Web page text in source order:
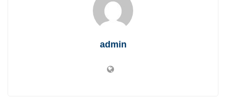
admin